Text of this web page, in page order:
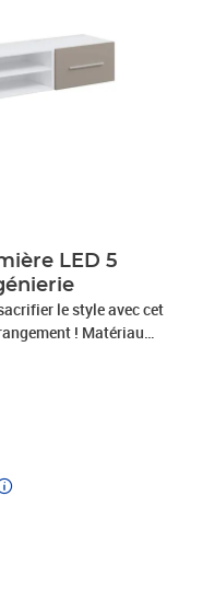
LED 5
le style avec cet
! Matériau
matériau durable et
pour une grande
: l'ensemble
pied, deux tableaux bas
rangement polyvalent
et les petits objets, tout
avec des
collection met en